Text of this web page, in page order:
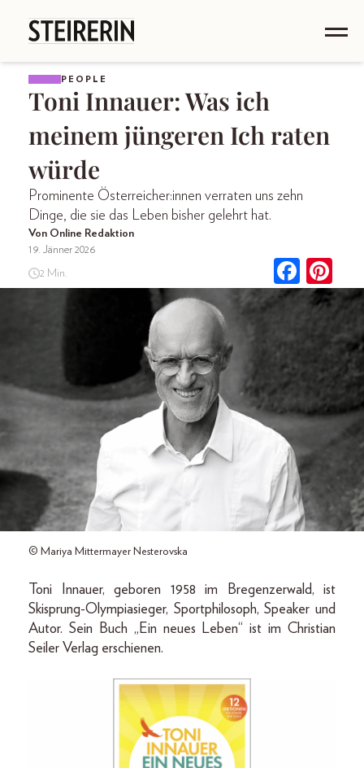
PEOPLE
Toni Innauer: Was ich
meinem jüngeren Ich raten
würde
Prominente Österreicher:innen verraten uns zehn
Dinge, die sie das Leben bisher gelehrt hat.
Von Online Redaktion
19. Jänner 2026
2 Min.
© Mariya Mittermayer Nesterovska
Toni Innauer, geboren 1958 im Bregenzerwald, ist
Skisprung-Olympiasieger, Sportphilosoph, Speaker und
Autor. Sein Buch „Ein neues Leben“ ist im Christian
Seiler Verlag erschienen.